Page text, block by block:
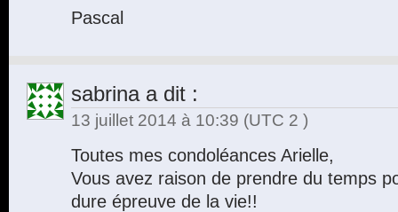
Pascal
sabrinaa dit :
13 juillet 2014 à 10:39 (UTC 2 )
Toutes mes condoléances Arielle,
Vous avez raison de prendre du temps
dure épreuve de la vie!!